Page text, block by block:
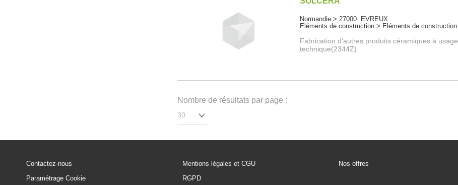
Normandie > 27000 EVREUX
Eléments de construction > Eléments de construction
Fabrication d'autres produits céramiques à usage
technique(2344Z)
Nombre de résultats par page :
Contactez-nous
Paramétrage Cookie
Mentions légales et CGU
RGPD
Nos offres